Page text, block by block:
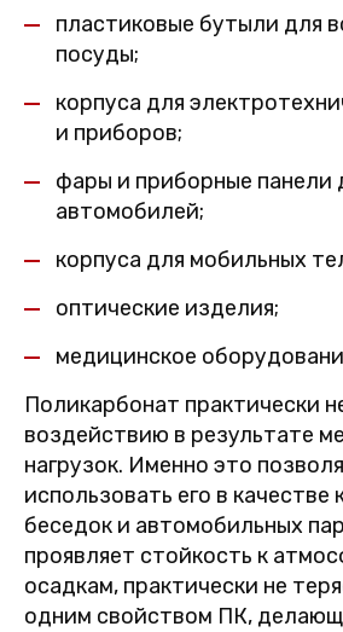
пластиковые бутыли для
посуды;
корпуса для
и приборов;
фары и приборные панели
автомобилей;
корпуса для мобильных
оптические изделия;
медицинское
Поликарбонат практически
воздействию в результате
нагрузок. Именно это
использовать его в качестве
беседок и автомобильных
проявляет стойкость к
осадкам, практически не
одним свойством ПК,